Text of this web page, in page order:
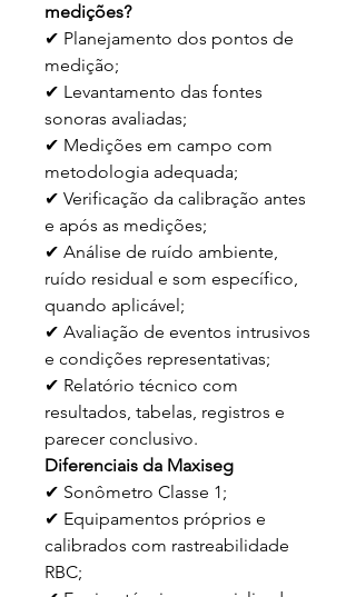
medições?
✔ Planejamento dos pontos de
medição;
✔ Levantamento das fontes
sonoras avaliadas;
✔ Medições em campo com
metodologia adequada;
✔ Verificação da calibração antes
e após as medições;
✔ Análise de ruído ambiente,
ruído residual e som específico,
quando aplicável;
✔ Avaliação de eventos intrusivos
e condições representativas;
✔ Relatório técnico com
resultados, tabelas, registros e
parecer conclusivo.
Diferenciais da Maxiseg
✔ Sonômetro Classe 1;
✔ Equipamentos próprios e
calibrados com rastreabilidade
RBC;